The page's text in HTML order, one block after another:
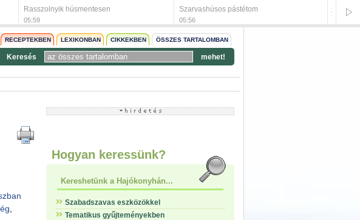
Rasszolnyik húsmentesen
05:59
Szarvashúsos pástétom
05:56
Diótorta
RECEPTEKBEN LEXIKONBAN CIKKEKBEN ÖSSZES TARTALOMBAN
Keresés mehet!
Hogyan keressünk?
Kereshetünk a Hajókonyhán...
Szabadszavas eszközökkel
Tematikus gyűjteményekben